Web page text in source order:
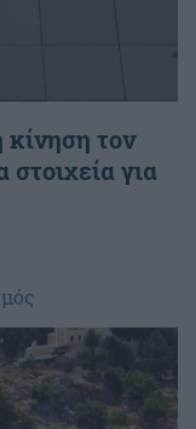
τον
στοιχεία για